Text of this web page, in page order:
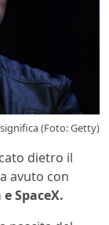
(Foto: Getty)
dietro il
avuto con
SpaceX.